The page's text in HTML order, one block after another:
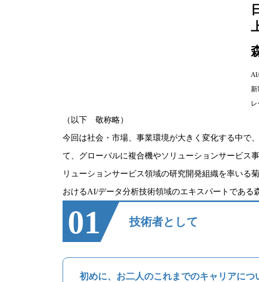
（以下 敬称略）
今回は社会・市場、事業環境が大きく変化する中で
て、グローバルに複合機やソリューションサービス
リューションサービス領域の研究開発組織を率い
おけるAI/データ分析技術領域のエキスパートである
01 技術者として
初めに、お二人のこれまでのキャリアにつ